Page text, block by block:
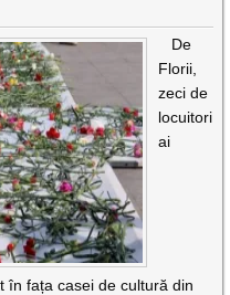
De
Florii,
zeci de
locuitori
ai
în fața casei de cultură din